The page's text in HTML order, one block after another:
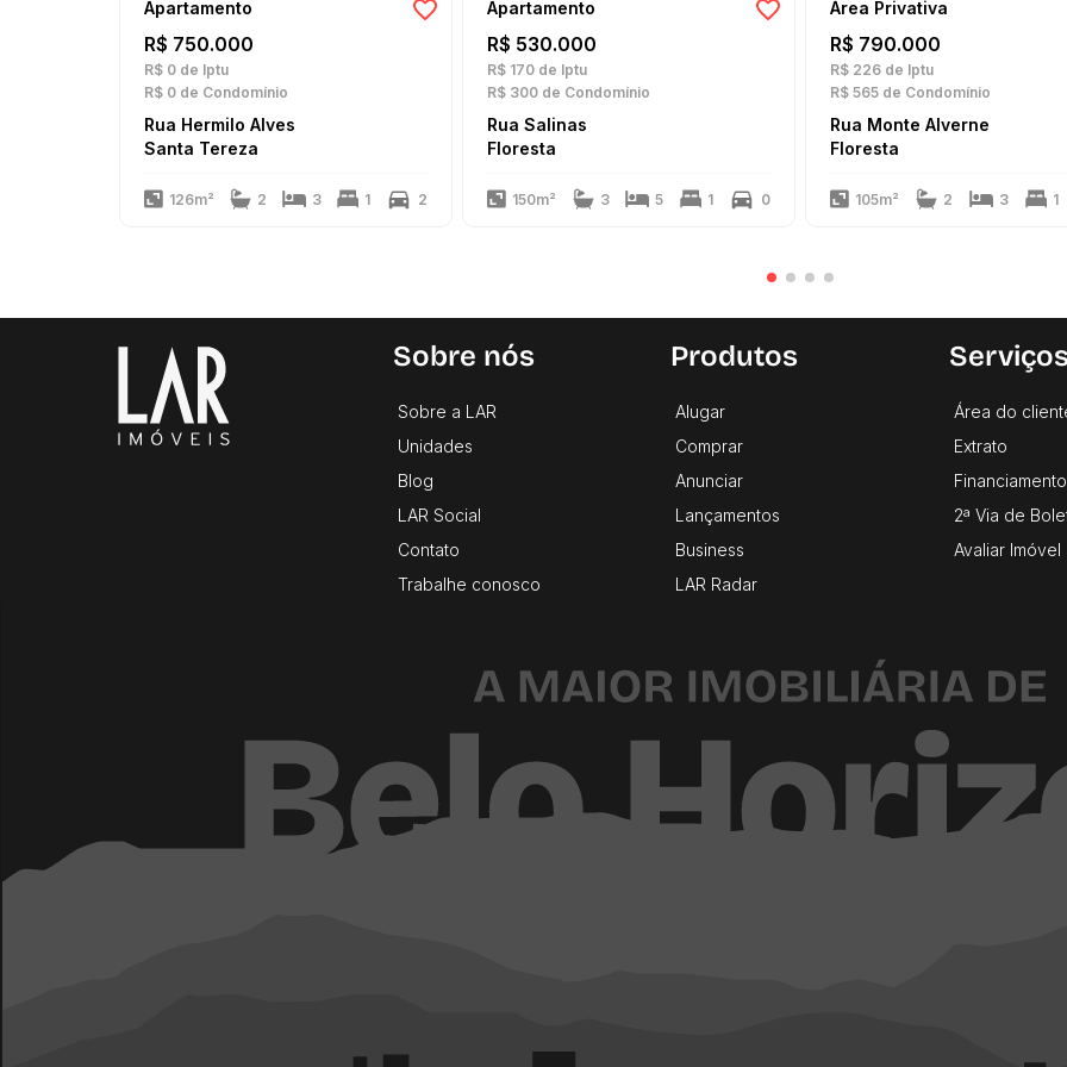
Apartamento
R$ 750.000
R$ 0 de Iptu
R$ 0 de Condomínio
Rua Hermilo Alves
Santa Tereza
126m² 2 3 1 2
Apartamento
R$ 530.000
R$ 170 de Iptu
R$ 300 de Condomínio
Rua Salinas
Floresta
150m² 3 5 1 0
Área Privativa
R$ 790.000
R$ 226 de Iptu
R$ 565 de Condomínio
Rua Monte Alverne
Floresta
105m² 2 3 1
Sobre nós
Sobre a LAR
Unidades
Blog
LAR Social
Contato
Trabalhe conosco
Produtos
Alugar
Comprar
Anunciar
Lançamentos
Business
LAR Radar
Serviços
Área do
Extrato
Financiamento
2ª Via de
Avaliar Imóvel